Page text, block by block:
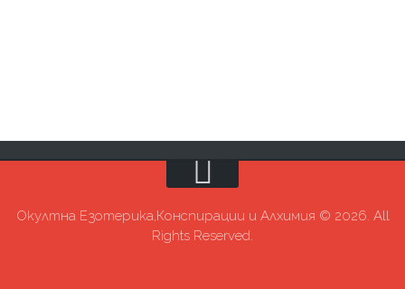
Окултна Езотерика,Конспирации и Алхимия © 2026. All
Rights Reserved.